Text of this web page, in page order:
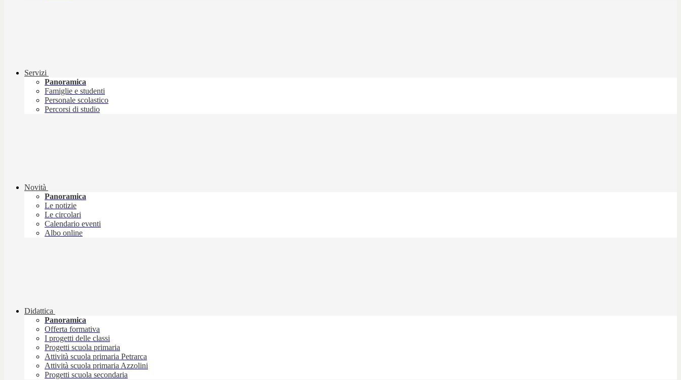
Servizi
Panoramica
Famiglie e studenti
Personale scolastico
Percorsi di studio
Novità
Panoramica
Le notizie
Le circolari
Calendario eventi
Albo online
Didattica
Panoramica
Offerta formativa
I progetti delle classi
Progetti scuola primaria
Attività scuola primaria Petrarca
Attività scuola primaria Azzolini
Progetti scuola secondaria